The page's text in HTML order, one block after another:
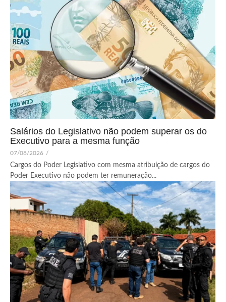
Salários do Legislativo não podem superar os do
Executivo para a mesma função
07/08/2026 /
Cargos do Poder Legislativo com mesma atribuição de cargos do
Poder Executivo não podem ter remuneração...